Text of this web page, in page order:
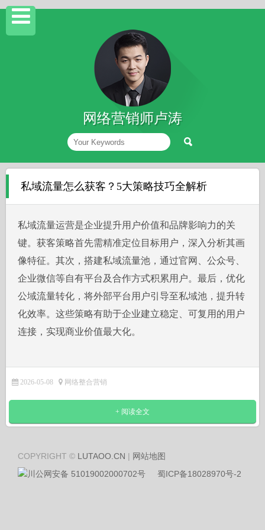
网络营销师卢涛
私域流量怎么获客？5大策略技巧全解析
私域流量运营是企业提升用户价值和品牌影响力的关
键。获客策略首先需精准定位目标用户，深入分析其画
像特征。其次，搭建私域流量池，通过官网、公众号、
企业微信等自有平台及合作方式积累用户。最后，优化
公域流量转化，将外部平台用户引导至私域池，提升转
化效率。这些策略有助于企业建立稳定、可复用的用户
连接，实现商业价值最大化。
2026-05-08 网络整合营销
+ 阅读全文
COPYRIGHT © LUTAOO.CN | 网站地图
川公网安备 51019002000702号
蜀ICP备18028970号-2